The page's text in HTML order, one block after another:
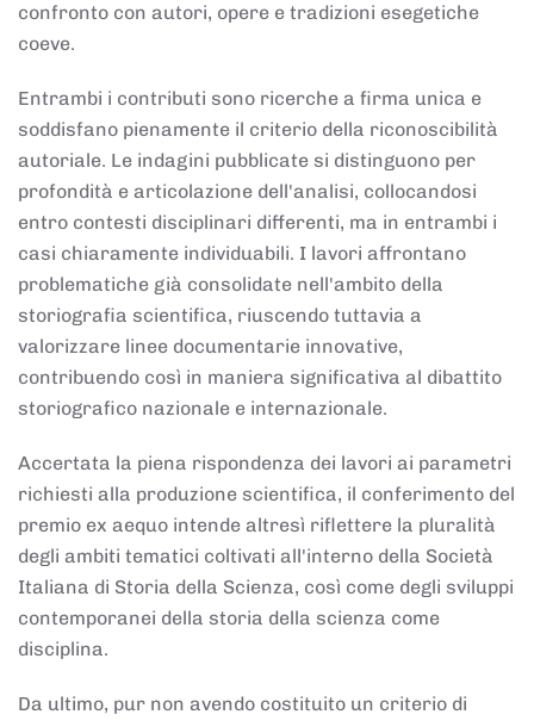
confronto con autori, opere e tradizioni esegetiche
coeve.
Entrambi i contributi sono ricerche a firma unica e
soddisfano pienamente il criterio della riconoscibilità
autoriale. Le indagini pubblicate si distinguono per
profondità e articolazione dell'analisi, collocandosi
entro contesti disciplinari differenti, ma in entrambi i
casi chiaramente individuabili. I lavori affrontano
problematiche già consolidate nell'ambito della
storiografia scientifica, riuscendo tuttavia a
valorizzare linee documentarie innovative,
contribuendo così in maniera significativa al dibattito
storiografico nazionale e internazionale.
Accertata la piena rispondenza dei lavori ai parametri
richiesti alla produzione scientifica, il conferimento del
premio ex aequo intende altresì riflettere la pluralità
degli ambiti tematici coltivati all'interno della Società
Italiana di Storia della Scienza, così come degli sviluppi
contemporanei della storia della scienza come
disciplina.
Da ultimo, pur non avendo costituito un criterio di